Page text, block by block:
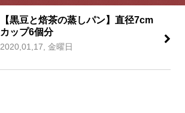
【黒豆と焙茶の蒸しパン】直径7cm
カップ6個分
2020,01,17, 金曜日